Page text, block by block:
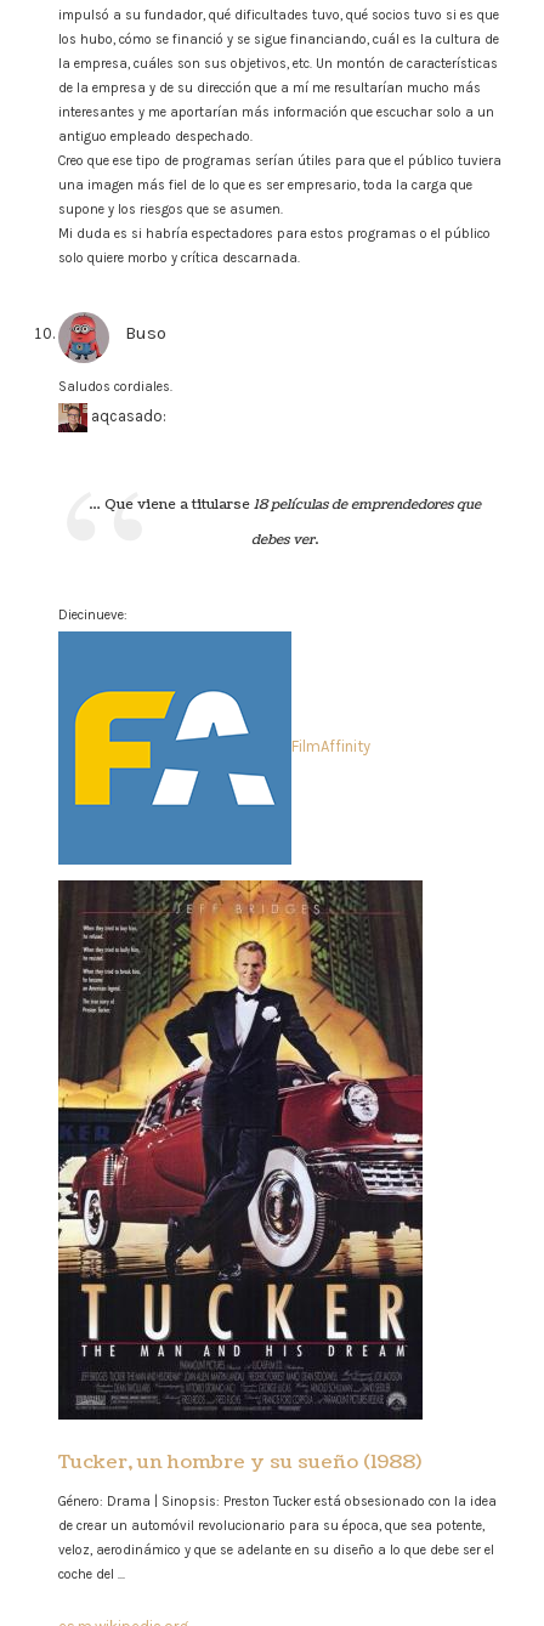
impulsó a su fundador, qué dificultades tuvo, qué socios tuvo si es que
los hubo, cómo se financió y se sigue financiando, cuál es la cultura de
la empresa, cuáles son sus objetivos, etc. Un montón de características
de la empresa y de su dirección que a mí me resultarían mucho más
interesantes y me aportarían más información que escuchar solo a un
antiguo empleado despechado.
Creo que ese tipo de programas serían útiles para que el público tuviera
una imagen más fiel de lo que es ser empresario, toda la carga que
supone y los riesgos que se asumen.
Mi duda es si habría espectadores para estos programas o el público
solo quiere morbo y crítica descarnada.
Buso
Saludos cordiales.
aqcasado:
… Que viene a titularse 18 películas de emprendedores que
debes ver.
Diecinueve:
FilmAffinity
Tucker, un hombre y su sueño (1988)
Género: Drama | Sinopsis: Preston Tucker está obsesionado con la idea
de crear un automóvil revolucionario para su época, que sea potente,
veloz, aerodinámico y que se adelante en su diseño a lo que debe ser el
coche del ...